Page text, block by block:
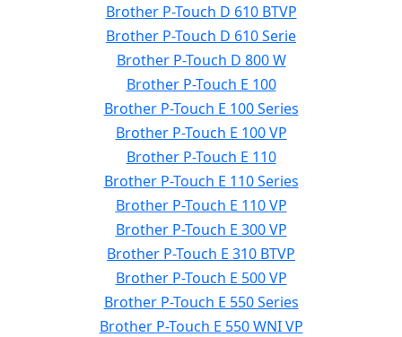
Brother P-Touch D 610 BTVP
Brother P-Touch D 610 Serie
Brother P-Touch D 800 W
Brother P-Touch E 100
Brother P-Touch E 100 Series
Brother P-Touch E 100 VP
Brother P-Touch E 110
Brother P-Touch E 110 Series
Brother P-Touch E 110 VP
Brother P-Touch E 300 VP
Brother P-Touch E 310 BTVP
Brother P-Touch E 500 VP
Brother P-Touch E 550 Series
Brother P-Touch E 550 WNI VP